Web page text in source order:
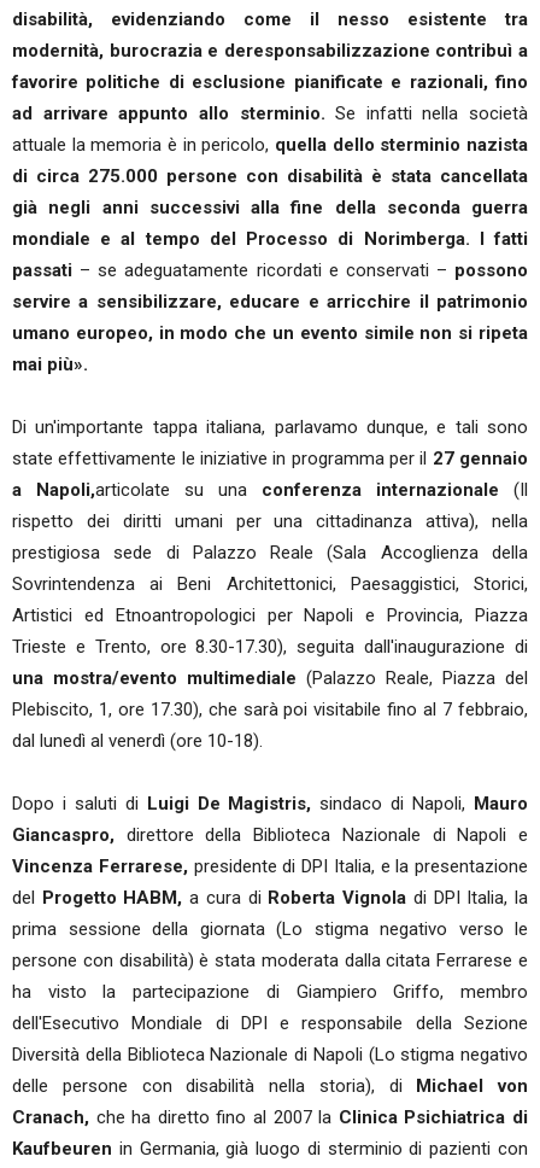
disabilità, evidenziando come il nesso esistente tra
modernità, burocrazia e deresponsabilizzazione contribuì a
favorire politiche di esclusione pianificate e razionali, fino
ad arrivare appunto allo sterminio.Se infatti nella società
attuale la memoria è in pericolo, quella dello sterminio nazista
di circa 275.000 persone con disabilità è stata cancellata
già negli anni successivi alla fine della seconda guerra
mondiale e al tempo del Processo di Norimberga. I fatti
passati – se adeguatamente ricordati e conservati – possono
servire a sensibilizzare, educare e arricchire il patrimonio
umano europeo, in modo che un evento simile non si ripeta
mai più».
Di un'importante tappa italiana, parlavamo dunque, e tali sono
state effettivamente le iniziative in programma per il 27 gennaio
a Napoli,articolate su una conferenza internazionale (Il
rispetto dei diritti umani per una cittadinanza attiva), nella
prestigiosa sede di Palazzo Reale (Sala Accoglienza della
Sovrintendenza ai Beni Architettonici, Paesaggistici, Storici,
Artistici ed Etnoantropologici per Napoli e Provincia, Piazza
Trieste e Trento, ore 8.30-17.30), seguita dall'inaugurazione di
una mostra/evento multimediale (Palazzo Reale, Piazza del
Plebiscito, 1, ore 17.30), che sarà poi visitabile fino al 7 febbraio,
dal lunedì al venerdì (ore 10-18).
Dopo i saluti di Luigi De Magistris, sindaco di Napoli, Mauro
Giancaspro, direttore della Biblioteca Nazionale di Napoli e
Vincenza Ferrarese,presidente di DPI Italia, e la presentazione
del Progetto HABM, a cura di Roberta Vignola di DPI Italia, la
prima sessione della giornata (Lo stigma negativo verso le
persone con disabilità) è stata moderata dalla citata Ferrarese e
ha visto la partecipazione di Giampiero Griffo, membro
dell'Esecutivo Mondiale di DPI e responsabile della Sezione
Diversità della Biblioteca Nazionale di Napoli (Lo stigma negativo
delle persone con disabilità nella storia), di Michael von
Cranach, che ha diretto fino al 2007 la Clinica Psichiatrica di
Kaufbeuren in Germania, già luogo di sterminio di pazienti con